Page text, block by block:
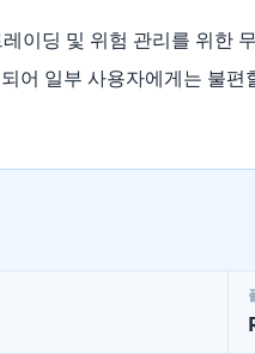
딩 및 위험 관리를 위한
어 일부 사용자에게는 불편